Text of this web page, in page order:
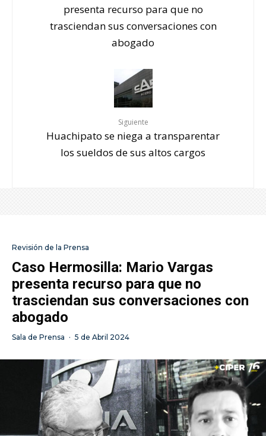
presenta recurso para que no
trasciendan sus conversaciones con
abogado
Siguiente
Huachipato se niega a transparentar
los sueldos de sus altos cargos
Revisión de la Prensa
Caso Hermosilla: Mario Vargas
presenta recurso para que no
trasciendan sus conversaciones con
abogado
Sala de Prensa · 5 de Abril 2024